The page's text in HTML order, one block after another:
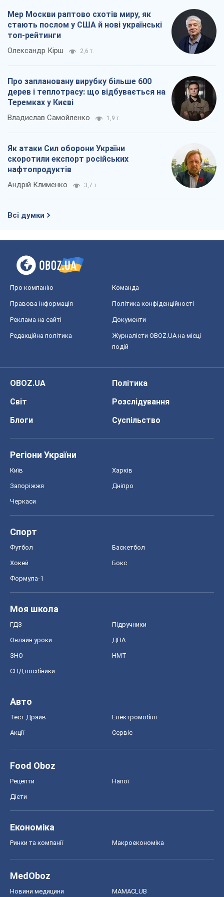
Мер Москви раптово схотів миру, як
стають послом у США й нові українські
топ-рейтинги
Олександр Кірш 2,6 т.
Про заплановану вирубку більше 600
дерев і теплотрасу: що відбувається на
Теремках у Києві
Владислав Самойленко 1,9 т.
Як атаки Сил оборони України
скоротили експорт російських
нафтопродуктів
Андрій Клименко 3,7 т.
Всі думки
Про компанію Команда
Правова інформація Політика конфіденційності
Реклама на сайті Документи
Редакційна політика
Журналісти OBOZ.UA на місці
подій
OBOZ.UA
Політика
Світ
Розслідування
Блоги
Суспільство
Регіони України
Київ Харків
Запоріжжя Дніпро
Черкаси
Спорт
Футбол Баскетбол
Хокей Бокс
Формула-1
Моя школа
ГДЗ Підручники
Онлайн уроки ДПА
ЗНО НМТ
СНД посібники
Авто
Тест Драйв Електромобілі
Акції Сервіс
Food Oboz
Рецепти Напої
Дієти
Економіка
Ринки та компанії Макроекономіка
MedOboz
Новини медицини MAMACLUB